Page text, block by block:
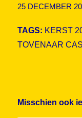
25 DECEMBER
TAGS: KERST
TOVENAAR CAS
Misschien ook